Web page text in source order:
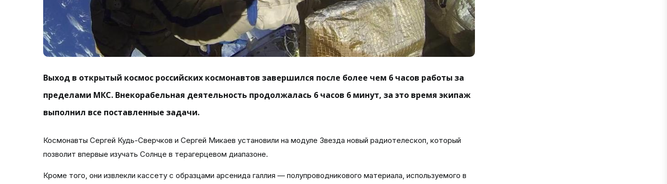
Выход в открытый космос российских космонавтов завершился после более чем 6 часов работы за
пределами МКС. Внекорабельная деятельность продолжалась 6 часов 6 минут, за это время экипаж
выполнил все поставленные задачи.
Космонавты Сергей Кудь-Сверчков и Сергей Микаев установили на модуле Звезда новый радиотелескоп, который
позволит впервые изучать Солнце в терагерцевом диапазоне.
Кроме того, они извлекли кассету с образцами арсенида галлия — полупроводникового материала, используемого в